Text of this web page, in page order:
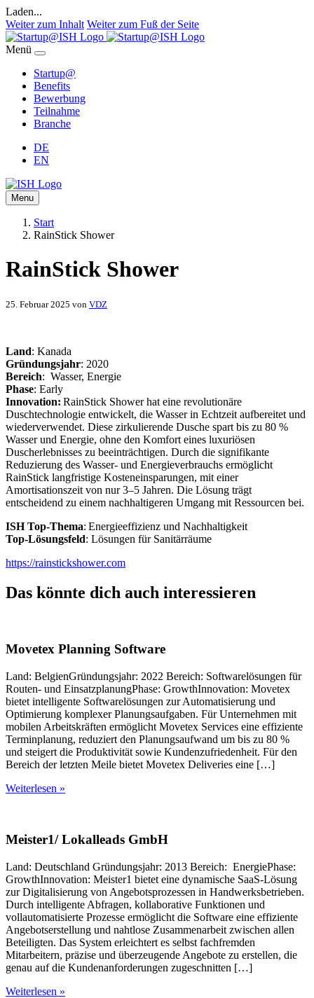
Laden...
Weiter zum Inhalt Weiter zum Fuß der Seite
Menü
Startup@
Benefits
Bewerbung
Teilnahme
Branche
DE
EN
Menu
Start
RainStick Shower
RainStick Shower
25. Februar 2025 von VDZ
Land: Kanada
Gründungsjahr: 2020
Bereich: Wasser, Energie
Phase: Early
Innovation: RainStick Shower hat eine revolutionäre
Duschtechnologie entwickelt, die Wasser in Echtzeit aufbereitet und
wiederverwendet. Diese zirkulierende Dusche spart bis zu 80 %
Wasser und Energie, ohne den Komfort eines luxuriösen
Duscherlebnisses zu beeinträchtigen. Durch die signifikante
Reduzierung des Wasser- und Energieverbrauchs ermöglicht
RainStick langfristige Kosteneinsparungen, mit einer
Amortisationszeit von nur 3–5 Jahren. Die Lösung trägt
entscheidend zu einem nachhaltigeren Umgang mit Ressourcen bei.
ISH Top-Thema: Energieeffizienz und Nachhaltigkeit
Top-Lösungsfeld: Lösungen für Sanitärräume
https://rainstickshower.com
Das könnte dich auch interessieren
Movetex Planning Software
Land: BelgienGründungsjahr: 2022 Bereich: Softwarelösungen für
Routen- und EinsatzplanungPhase: GrowthInnovation: Movetex
bietet intelligente Softwarelösungen zur Automatisierung und
Optimierung komplexer Planungsaufgaben. Für Unternehmen mit
mobilen Arbeitskräften ermöglicht Movetex Services eine effiziente
Terminplanung, reduziert den Planungsaufwand um bis zu 80 %
und steigert die Produktivität sowie Kundenzufriedenheit. Für den
Bereich der letzten Meile bietet Movetex Deliveries eine […]
Weiterlesen »
Meister1/ Lokalleads GmbH
Land: Deutschland Gründungsjahr: 2013 Bereich: EnergiePhase:
GrowthInnovation: Meister1 bietet eine dynamische SaaS-Lösung
zur Digitalisierung von Angebotsprozessen in Handwerksbetrieben.
Durch intelligente Abfragen, kollaborative Funktionen und
vollautomatisierte Prozesse ermöglicht die Software eine effiziente
Angebotserstellung und nahtlose Zusammenarbeit zwischen allen
Beteiligten. Das System erleichtert es selbst fachfremden
Mitarbeitern, präzise und überzeugende Angebote zu erstellen, die
genau auf die Kundenanforderungen zugeschnitten […]
Weiterlesen »